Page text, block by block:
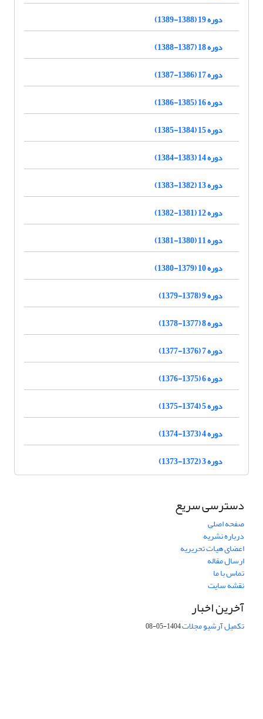
دوره 19 (1388-1389)
دوره 18 (1387-1388)
دوره 17 (1386-1387)
دوره 16 (1385-1386)
دوره 15 (1384-1385)
دوره 14 (1383-1384)
دوره 13 (1382-1383)
دوره 12 (1381-1382)
دوره 11 (1380-1381)
دوره 10 (1379-1380)
دوره 9 (1378-1379)
دوره 8 (1377-1378)
دوره 7 (1376-1377)
دوره 6 (1375-1376)
دوره 5 (1374-1375)
دوره 4 (1373-1374)
دوره 3 (1372-1373)
دسترسی سریع
صفحه اصلی
درباره نشریه
اعضای هیات تحریریه
ارسال مقاله
تماس با ما
نقشه سایت
آخرین اخبار
تکمیل آرشیو مجلات1404-05-08